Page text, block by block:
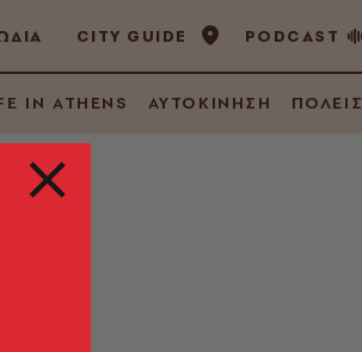
CITY GUIDE PODCAST
IN ATHENS ΑΥΤΟΚΙΝΗΣΗ ΠΟΛΕΙΣ